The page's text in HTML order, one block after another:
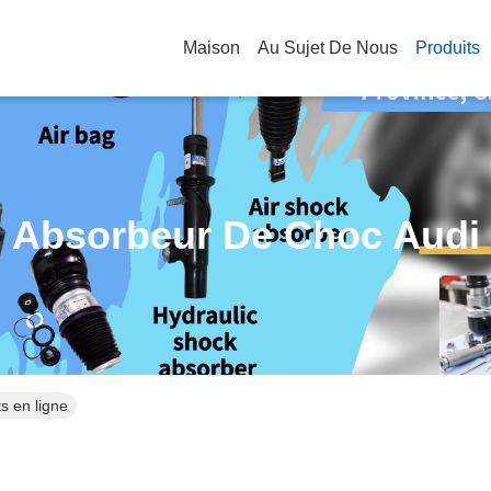
Maison Au Sujet De Nous Produits
Absorbeur De Choc Audi
en ligne